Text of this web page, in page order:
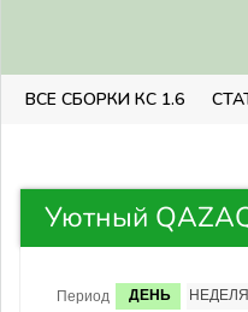
ВСЕ СБОРКИ КС 1.6
Уютный
Период ДЕНЬ НЕДЕЛЯ